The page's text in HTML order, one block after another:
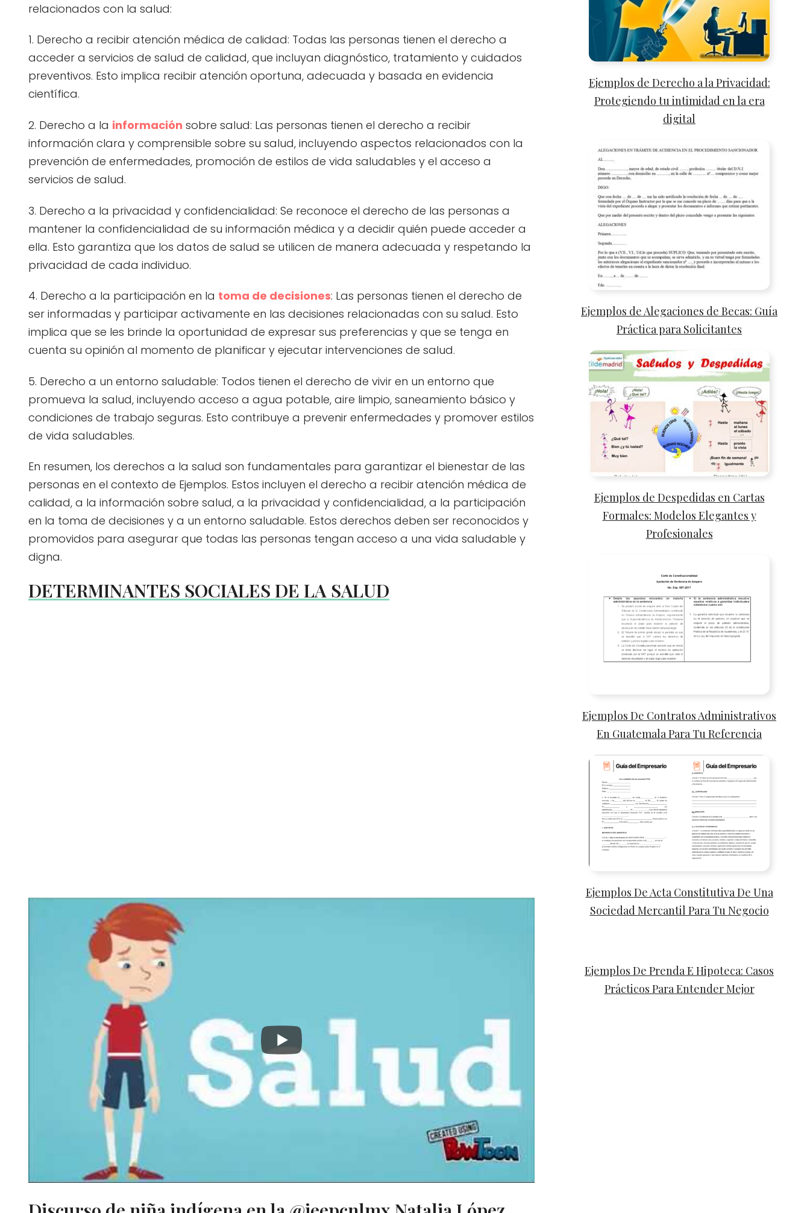
relacionados con la salud:
1. Derecho a recibir atención médica de calidad: Todas las personas tienen el derecho a
acceder a servicios de salud de calidad, que incluyan diagnóstico, tratamiento y cuidados
preventivos. Esto implica recibir atención oportuna, adecuada y basada en evidencia
científica.
2. Derecho a la información sobre salud: Las personas tienen el derecho a recibir
información clara y comprensible sobre su salud, incluyendo aspectos relacionados con la
prevención de enfermedades, promoción de estilos de vida saludables y el acceso a
servicios de salud.
3. Derecho a la privacidad y confidencialidad: Se reconoce el derecho de las personas a
mantener la confidencialidad de su información médica y a decidir quién puede acceder a
ella. Esto garantiza que los datos de salud se utilicen de manera adecuada y respetando la
privacidad de cada individuo.
4. Derecho a la participación en la toma de decisiones: Las personas tienen el derecho de
ser informadas y participar activamente en las decisiones relacionadas con su salud. Esto
implica que se les brinde la oportunidad de expresar sus preferencias y que se tenga en
cuenta su opinión al momento de planificar y ejecutar intervenciones de salud.
5. Derecho a un entorno saludable: Todos tienen el derecho de vivir en un entorno que
promueva la salud, incluyendo acceso a agua potable, aire limpio, saneamiento básico y
condiciones de trabajo seguras. Esto contribuye a prevenir enfermedades y promover estilos
de vida saludables.
En resumen, los derechos a la salud son fundamentales para garantizar el bienestar de las
personas en el contexto de Ejemplos. Estos incluyen el derecho a recibir atención médica de
calidad, a la información sobre salud, a la privacidad y confidencialidad, a la participación
en la toma de decisiones y a un entorno saludable. Estos derechos deben ser reconocidos y
promovidos para asegurar que todas las personas tengan acceso a una vida saludable y
digna.
DETERMINANTES SOCIALES DE LA SALUD
Ejemplos de Derecho a la Privacidad:
Protegiendo tu intimidad en la era
digital
Ejemplos de Alegaciones de Becas: Guía
Práctica para Solicitantes
Ejemplos de Despedidas en Cartas
Formales: Modelos Elegantes y
Profesionales
Ejemplos De Contratos Administrativos
En Guatemala Para Tu Referencia
Ejemplos De Acta Constitutiva De Una
Sociedad Mercantil Para Tu Negocio
Ejemplos De Prenda E Hipoteca: Casos
Prácticos Para Entender Mejor